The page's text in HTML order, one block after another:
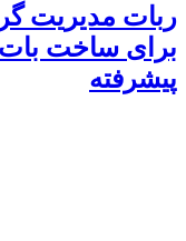
ربات مدیریت
برای ساخت بات
پیشرفته